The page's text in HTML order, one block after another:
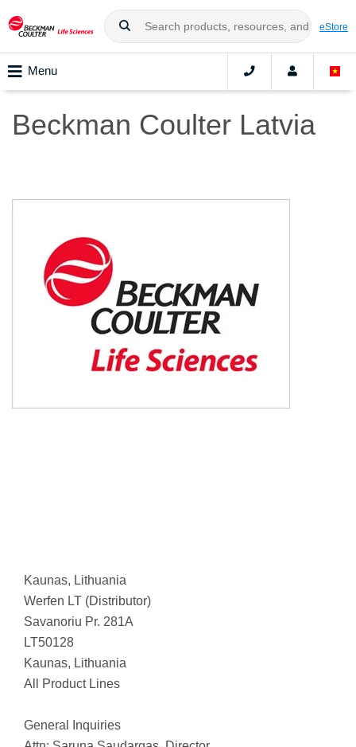
eStore
Menu
Beckman Coulter Latvia
Kaunas, Lithuania
Werfen LT (Distributor)
Savanoriu Pr. 281A
LT50128
Kaunas, Lithuania
All Product Lines
General Inquiries